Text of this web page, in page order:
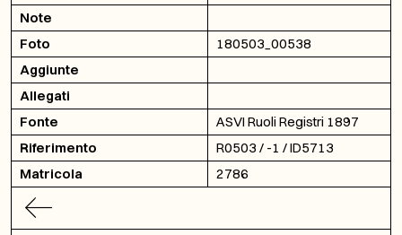
Note
Foto
180503_00538
Aggiunte
Allegati
Fonte
ASVI Ruoli Registri 1897
Riferimento
R0503 / -1 / ID5713
Matricola
2786